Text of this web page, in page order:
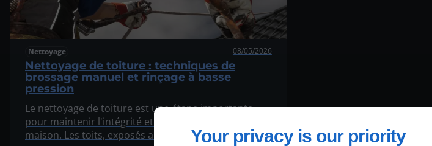
Your privacy is our priority
Nettoyage 08/05/2026
Nettoyage de toiture : techniques de
brossage manuel et rinçage à basse
pression
Le nettoyage de toiture est une étape importante
pour maintenir l'intégrité et l'esthétique de votre
maison. Les toits, exposés aux intempéries et à la